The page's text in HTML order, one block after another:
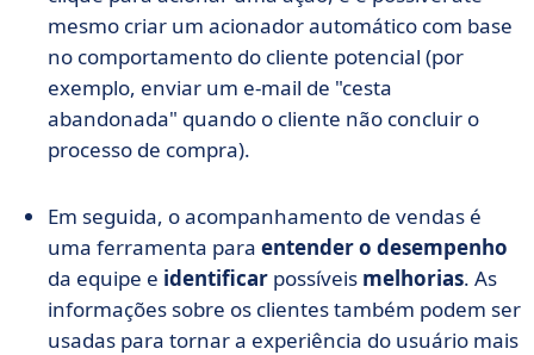
mesmo criar um acionador automático com base
no comportamento do cliente potencial (por
exemplo, enviar um e-mail de "cesta
abandonada" quando o cliente não concluir o
processo de compra).
Em seguida, o acompanhamento de vendas é
uma ferramenta para entender o desempenho
da equipe e identificar possíveis melhorias. As
informações sobre os clientes também podem ser
usadas para tornar a experiência do usuário mais